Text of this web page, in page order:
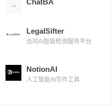
ChatBA
LegalSifter
合同AI智能检测服务平台
NotionAI
人工智能AI写作工具